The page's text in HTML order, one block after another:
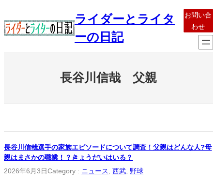
容
を
ライダーとライタ
ーの日記
お問い合
わせ
長谷川信哉 父親
長谷川信哉選手の家族エピソードについて調査！父親はどんな人?母
親はまさかの職業！？きょうだいはいる？
2026年6月3日Category : ニュース 西武 野球